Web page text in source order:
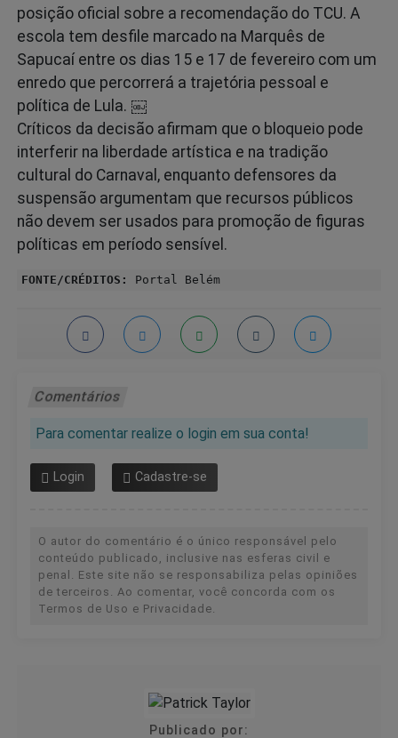
posição oficial sobre a recomendação do TCU. A
escola tem desfile marcado na Marquês de
Sapucaí entre os dias 15 e 17 de fevereiro com um
enredo que percorrerá a trajetória pessoal e
política de Lula. ￼
Críticos da decisão afirmam que o bloqueio pode
interferir na liberdade artística e na tradição
cultural do Carnaval, enquanto defensores da
suspensão argumentam que recursos públicos
não devem ser usados para promoção de figuras
políticas em período sensível.
FONTE/CRÉDITOS: Portal Belém
Comentários
Para comentar realize o login em sua conta!
Login Cadastre-se
O autor do comentário é o único responsável pelo
conteúdo publicado, inclusive nas esferas civil e
penal. Este site não se responsabiliza pelas opiniões
de terceiros. Ao comentar, você concorda com os
Termos de Uso e Privacidade.
Publicado por: